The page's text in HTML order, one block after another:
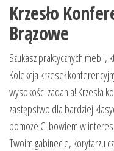
Krzesło
Brązowe
Szukasz praktycznych mebli,
Kolekcja krzeseł
wysokości zadania! Krzesła
zastępstwo dla bardziej
pomoże Ci bowiem w
Twoim gabinecie, korytarzu